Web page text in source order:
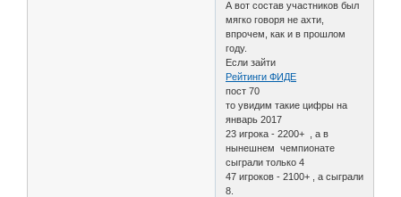
А вот состав участников был
мягко говоря не ахти,
впрочем, как и в прошлом
году.
Если зайти
Рейтинги ФИДЕ
пост 70
то увидим такие цифры на
январь 2017
23 игрока - 2200+ , а в
нынешнем чемпионате
сыграли только 4
47 игроков - 2100+ , а сыграли
8.